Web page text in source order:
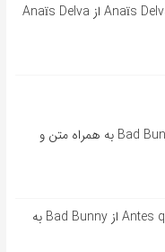
آهنگ فرانسوی Anaïs Delva Et je danse از Anaïs Delva
آهنگ اسپانیایی Andrea از Bad Bunny به همراه متن و
آهنگ اسپانیایی Antes que se acabe از Bad Bunny به